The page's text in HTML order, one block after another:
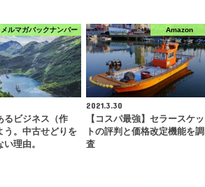
メルマガバックナンバー
るビジネス（作
う。中古せどりを
理由。
Amazon
2021.3.30
【コスパ最強】セラースケッ
トの評判と価格改定機能を調
査